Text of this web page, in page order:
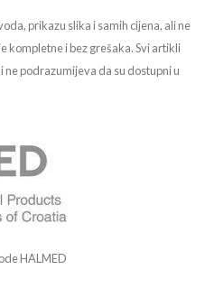
prikazu slika i samih cijena, ali ne
kompletne i bez grešaka. Svi artikli
ne podrazumijeva da su dostupni u
HALMED